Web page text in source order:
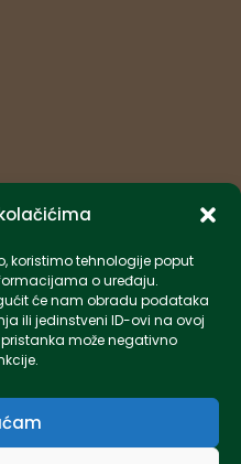
koristimo tehnologije poput
o uređaju.
će nam obradu podataka
ili jedinstveni ID-ovi na ovoj
može negativno
prava pridržana.